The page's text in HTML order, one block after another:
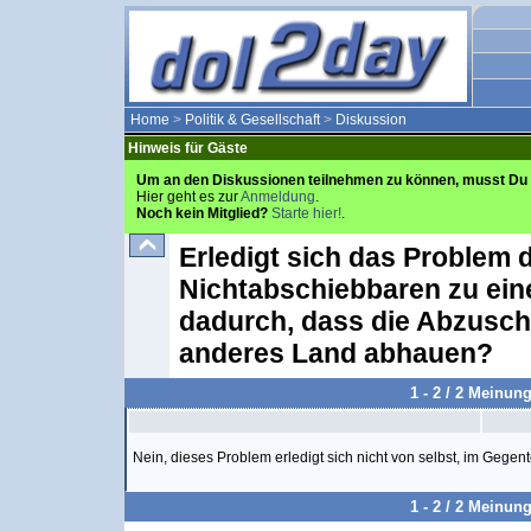
Home > Politik & Gesellschaft> Diskussion
Hinweis für Gäste
Um an den Diskussionen teilnehmen zu können, musst
Hier geht es zurAnmeldung.
Noch kein Mitglied? Starte hier!.
Erledigt sich das Problem
Nichtabschiebbaren zu
dadurch, dass die
anderes Land abhauen?
1 - 2 / 2
Nein, dieses Problem erledigt sich nicht von selbst, im
1 - 2 / 2